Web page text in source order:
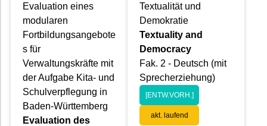
Evaluation eines
modularen
Fortbildungsangebote
s für
Verwaltungskräfte mit
der Aufgabe Kita- und
Schulverpflegung in
Baden-Württemberg
Evaluation des
Textualität und
Demokratie
Textuality and
Democracy
Fak. 2 - Deutsch (mit
Sprecherziehung)
[ENTW.VORH.]
akt. laufend